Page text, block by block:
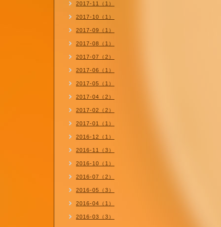
2017-11（1）
2017-10（1）
2017-09（1）
2017-08（1）
2017-07（2）
2017-06（1）
2017-05（1）
2017-04（2）
2017-02（2）
2017-01（1）
2016-12（1）
2016-11（3）
2016-10（1）
2016-07（2）
2016-05（3）
2016-04（1）
2016-03（3）